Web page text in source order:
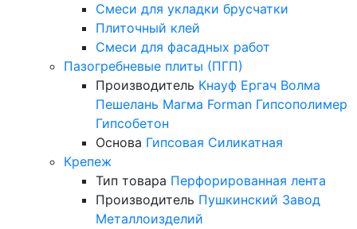
Смеси для укладки брусчатки
Плиточный клей
Смеси для фасадных работ
Пазогребневые плиты (ПГП)
Производитель Кнауф Ергач Волма
Пешелань Магма Forman Гипсополимер
Гипсобетон
Основа Гипсовая Силикатная
Крепеж
Тип товара Перфорированная лента
Производитель Пушкинский Завод
Металлоизделий